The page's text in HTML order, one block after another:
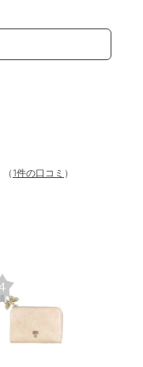
（ 1件の口コミ ）